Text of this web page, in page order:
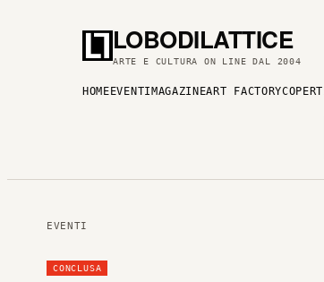
LOBODILATTICE
ARTE E CULTURA ON LINE DAL 2004
HOME EVENTI MAGAZINEART FACTORY
EVENTI
CONCLUSA